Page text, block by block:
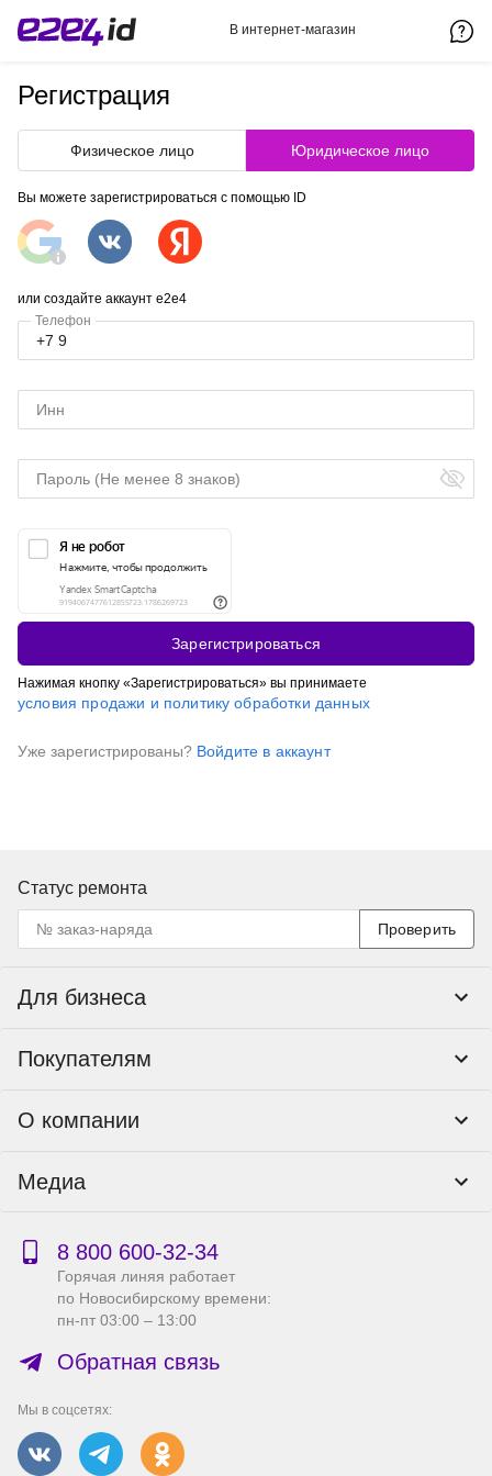
В интернет-магазин
Регистрация
Физическое лицо Юридическое лицо
Вы можете зарегистрироваться с помощью ID
или создайте аккаунт e2e4
Телефон
Зарегистрироваться
Нажимая кнопку «Зарегистрироваться» вы принимаете
условия продажи и политику обработки данных
Уже зарегистрированы? Войдите в аккаунт
Статус ремонта
Проверить
Для бизнеса
Тендеры и гос закупки
Покупателям
Пункты выдачи
Доставка
Гарантия и возврат
Бонусная программа
Сервисный центр
Справка по работе с e2e4 ID
О компании
Реквизиты
Публичная оферта
Правила продажи на сайте
Производители
Вакансии
Медиа
Новости
Акции
8 800 600‑32‑34
Горячая линяя работает
по Новосибирскому времени:
пн-пт 03:00 – 13:00
Обратная связь
Мы в соцсетях: